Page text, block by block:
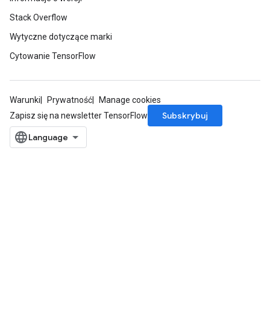
Stack Overflow
Wytyczne dotyczące marki
Cytowanie TensorFlow
Warunki Prywatność
Manage cookies
Zapisz się na newsletter TensorFlow
Subskrybuj